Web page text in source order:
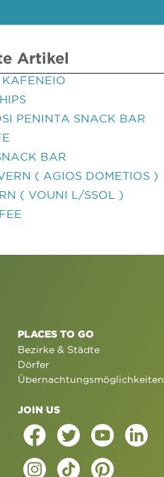
Artikel
PENINTA SNACK BAR
BAR
( AGIOS DOMETIOS )
( VOUNI L/SSOL )
PLACES TO GO
Bezirke & Städte
Dörfer
Übernachtungsmöglichkeiten
JOIN US